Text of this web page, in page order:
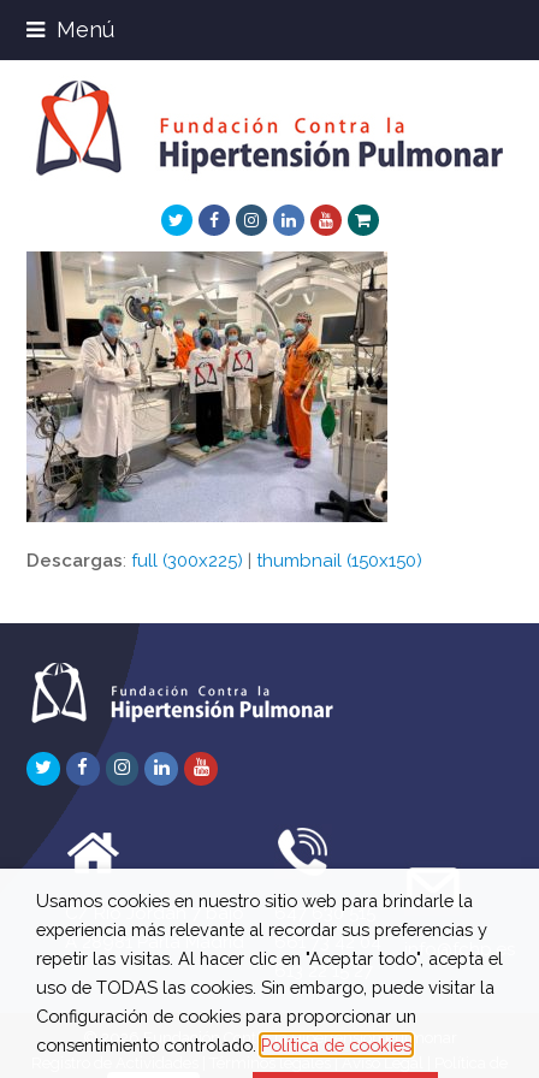
Menú
TwitterFacebookInstagram
LinkedInYoutube
Xing
Descargas:full (300x225) |thumbnail (150x150)
TwitterFacebook
Instagram
LinkedInYoutube
C/ Río Jordán 7 bajo
A 28981 Parla Madrid
647 630 515
661 73 42 04
613 22 15 27
info@fchp.es
© 2026 Fundación Contra la Hipertensión Pulmonar
Términos legales|Aviso Legal
Usamos cookies en nuestro sitio web para brindarle la
experiencia más relevante al recordar sus preferencias y
repetir las visitas. Al hacer clic en "Aceptar todo", acepta el
uso de TODAS las cookies. Sin embargo, puede visitar la
Configuración de cookies para proporcionar un
consentimiento controlado. Política de cookies